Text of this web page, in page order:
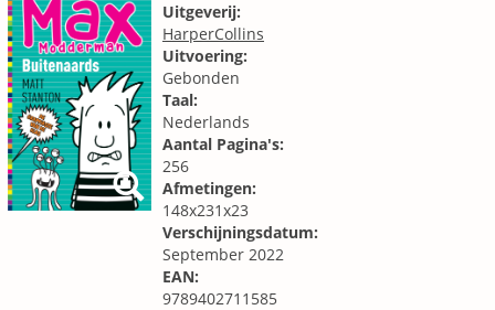
Uitgeverij:
HarperCollins
Uitvoering:
Gebonden
Taal:
Nederlands
Aantal Pagina's:
256
Afmetingen:
148x231x23
Verschijningsdatum:
September 2022
EAN:
9789402711585